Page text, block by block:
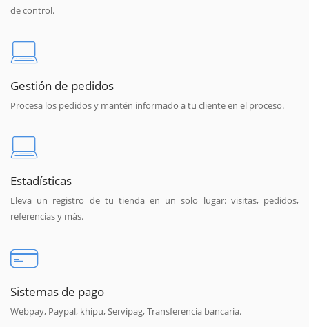
de control.
Gestión de pedidos
Procesa los pedidos y mantén informado a tu cliente en el proceso.
Estadísticas
Lleva un registro de tu tienda en un solo lugar: visitas, pedidos,
referencias y más.
Sistemas de pago
Webpay, Paypal, khipu, Servipag, Transferencia bancaria.